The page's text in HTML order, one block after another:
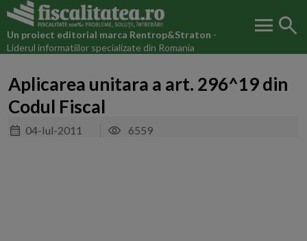
Un proiect editorial marca Rentrop&Straton -
Liderul informatiilor specializate din Romania
menu search
Aplicarea unitara a art. 296^19 din
Codul Fiscal
04-Iul-2011 6559